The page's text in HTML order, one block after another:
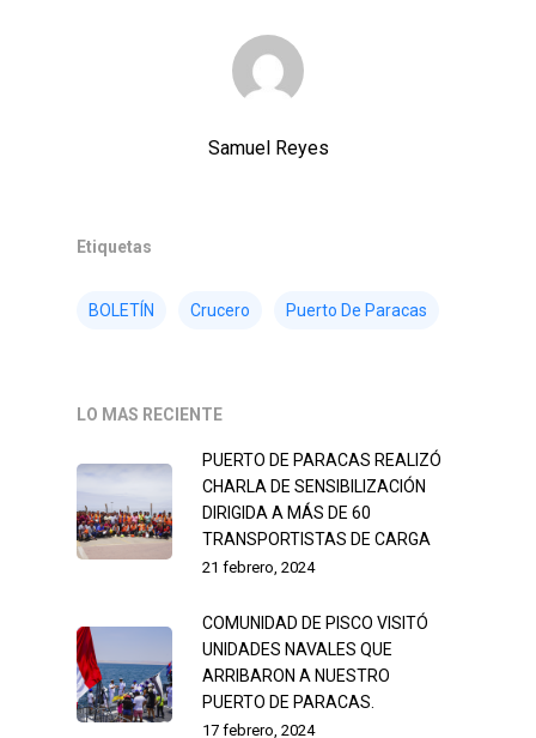
Samuel Reyes
Etiquetas
BOLETÍN Crucero Puerto De Paracas
LO MAS RECIENTE
PUERTO DE PARACAS REALIZÓ
CHARLA DE SENSIBILIZACIÓN
DIRIGIDA A MÁS DE 60
TRANSPORTISTAS DE CARGA
21 febrero, 2024
COMUNIDAD DE PISCO VISITÓ
UNIDADES NAVALES QUE
ARRIBARON A NUESTRO
PUERTO DE PARACAS.
17 febrero, 2024